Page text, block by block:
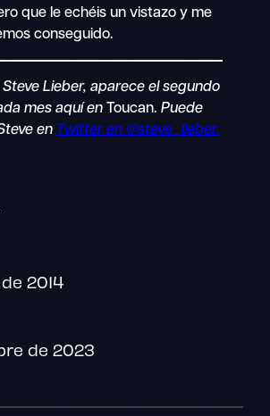
que le echéis un vistazo y me
conseguido.
Lieber, aparece el segundo
mes aquí en Toucan. Puede
en Twitter en @steve_lieber.
2014
de 2023